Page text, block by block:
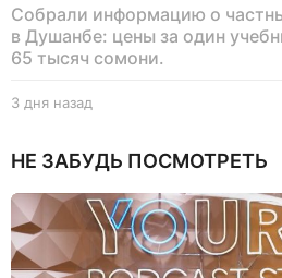
Собрали информацию о
в Душанбе: цены за один
65 тысяч сомони.
3 дня назад
я
а
з
д
НЕ ЗАБУДЬ ПОСМОТРЕТЬ